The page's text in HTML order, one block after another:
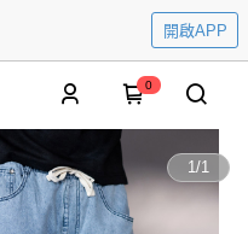
開啟APP
0
1/1